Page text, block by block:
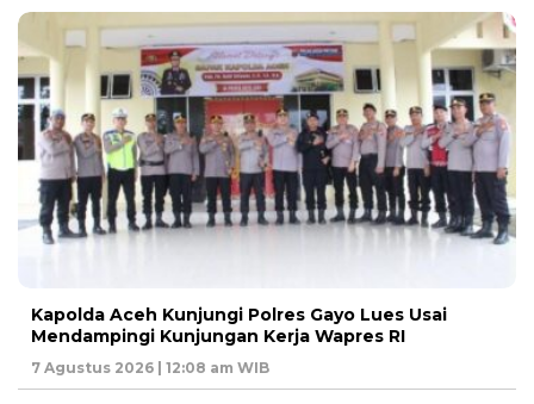
Kapolda Aceh Kunjungi Polres Gayo Lues Usai
Mendampingi Kunjungan Kerja Wapres RI
7 Agustus 2026 | 12:08 am WIB